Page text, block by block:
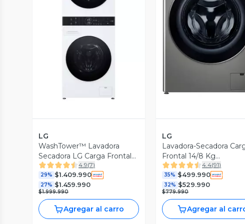
Vista Previa
LG
WashTower™ Lavadora
Secadora LG Carga Frontal
14/10Kg WK14WS6R con
AIDD™
4.9(7)
29% $1.409.990
27% $1.459.990
$1.999.990
Agregar al carro
Vista Previa
LG
Lavadora-Secadora
Frontal 14/8 Kg
WD14VVC4S6C
4.4(91)
35% $499.990
32% $529.990
$779.990
Agregar al